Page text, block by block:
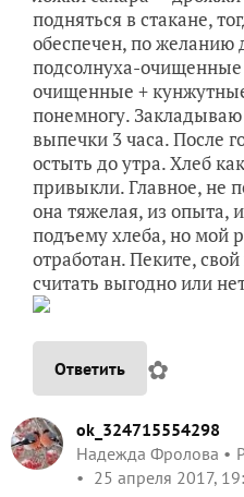
подняться в стакане,
обеспечен, по желанию
подсолнуха-
очищенные +
понемногу.
выпечки 3 часа. После
остыть до утра. Хлеб
привыкли. Главное, не
она тяжелая, из опыта,
подъему хлеба, но мой
отработан. Пеките,
считать выгодно или
Ответить ✿
ok_324715554298
Надежда Фролова
25 апреля 2017,